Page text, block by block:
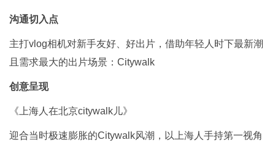
沟通切入点
主打vlog相机对新手友好、好出片，借助年轻人时下最新潮
且需求最大的出片场景：Citywalk
创意呈现
《上海人在北京citywalk儿》
迎合当时极速膨胀的Citywalk风潮，以上海人手持第一视角